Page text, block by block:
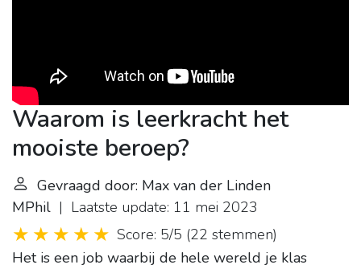
Waarom is leerkracht het
mooiste beroep?
Gevraagd door: Max van der Linden
MPhil | Laatste update: 11 mei 2023
Score: 5/5 (22 stemmen)
Het is een job waarbij de hele wereld je klas